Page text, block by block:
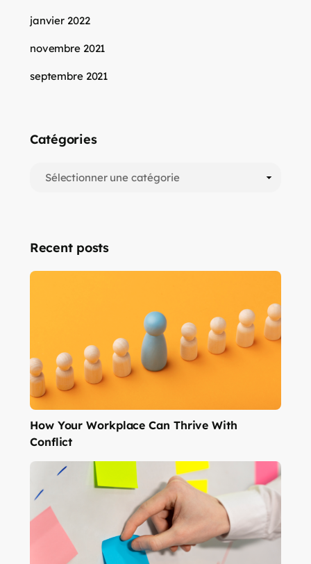
janvier 2022
novembre 2021
septembre 2021
Catégories
Recent posts
How Your Workplace Can Thrive With
Conflict